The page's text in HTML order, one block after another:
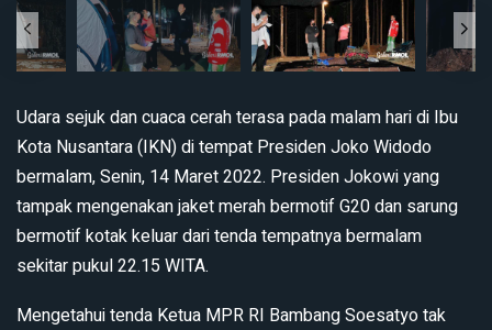
Udara sejuk dan cuaca cerah terasa pada malam hari di Ibu
Kota Nusantara (IKN) di tempat Presiden Joko Widodo
bermalam, Senin, 14 Maret 2022. Presiden Jokowi yang
tampak mengenakan jaket merah bermotif G20 dan sarung
bermotif kotak keluar dari tenda tempatnya bermalam
sekitar pukul 22.15 WITA.
Mengetahui tenda Ketua MPR RI Bambang Soesatyo tak